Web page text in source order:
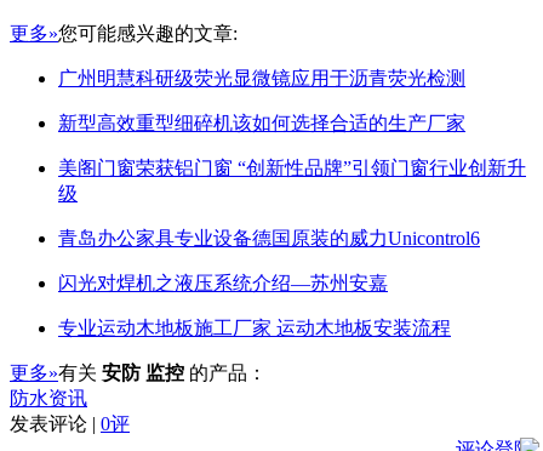
更多»您可能感兴趣的文章:
广州明慧科研级荧光显微镜应用于沥青荧光检测
新型高效重型细碎机该如何选择合适的生产厂家
美阁门窗荣获铝门窗 “创新性品牌”引领门窗行业创新升
级
青岛办公家具专业设备德国原装的威力Unicontrol6
闪光对焊机之液压系统介绍—苏州安嘉
专业运动木地板施工厂家 运动木地板安装流程
更多»有关 安防 监控 的产品：
防水资讯
发表评论 | 0评